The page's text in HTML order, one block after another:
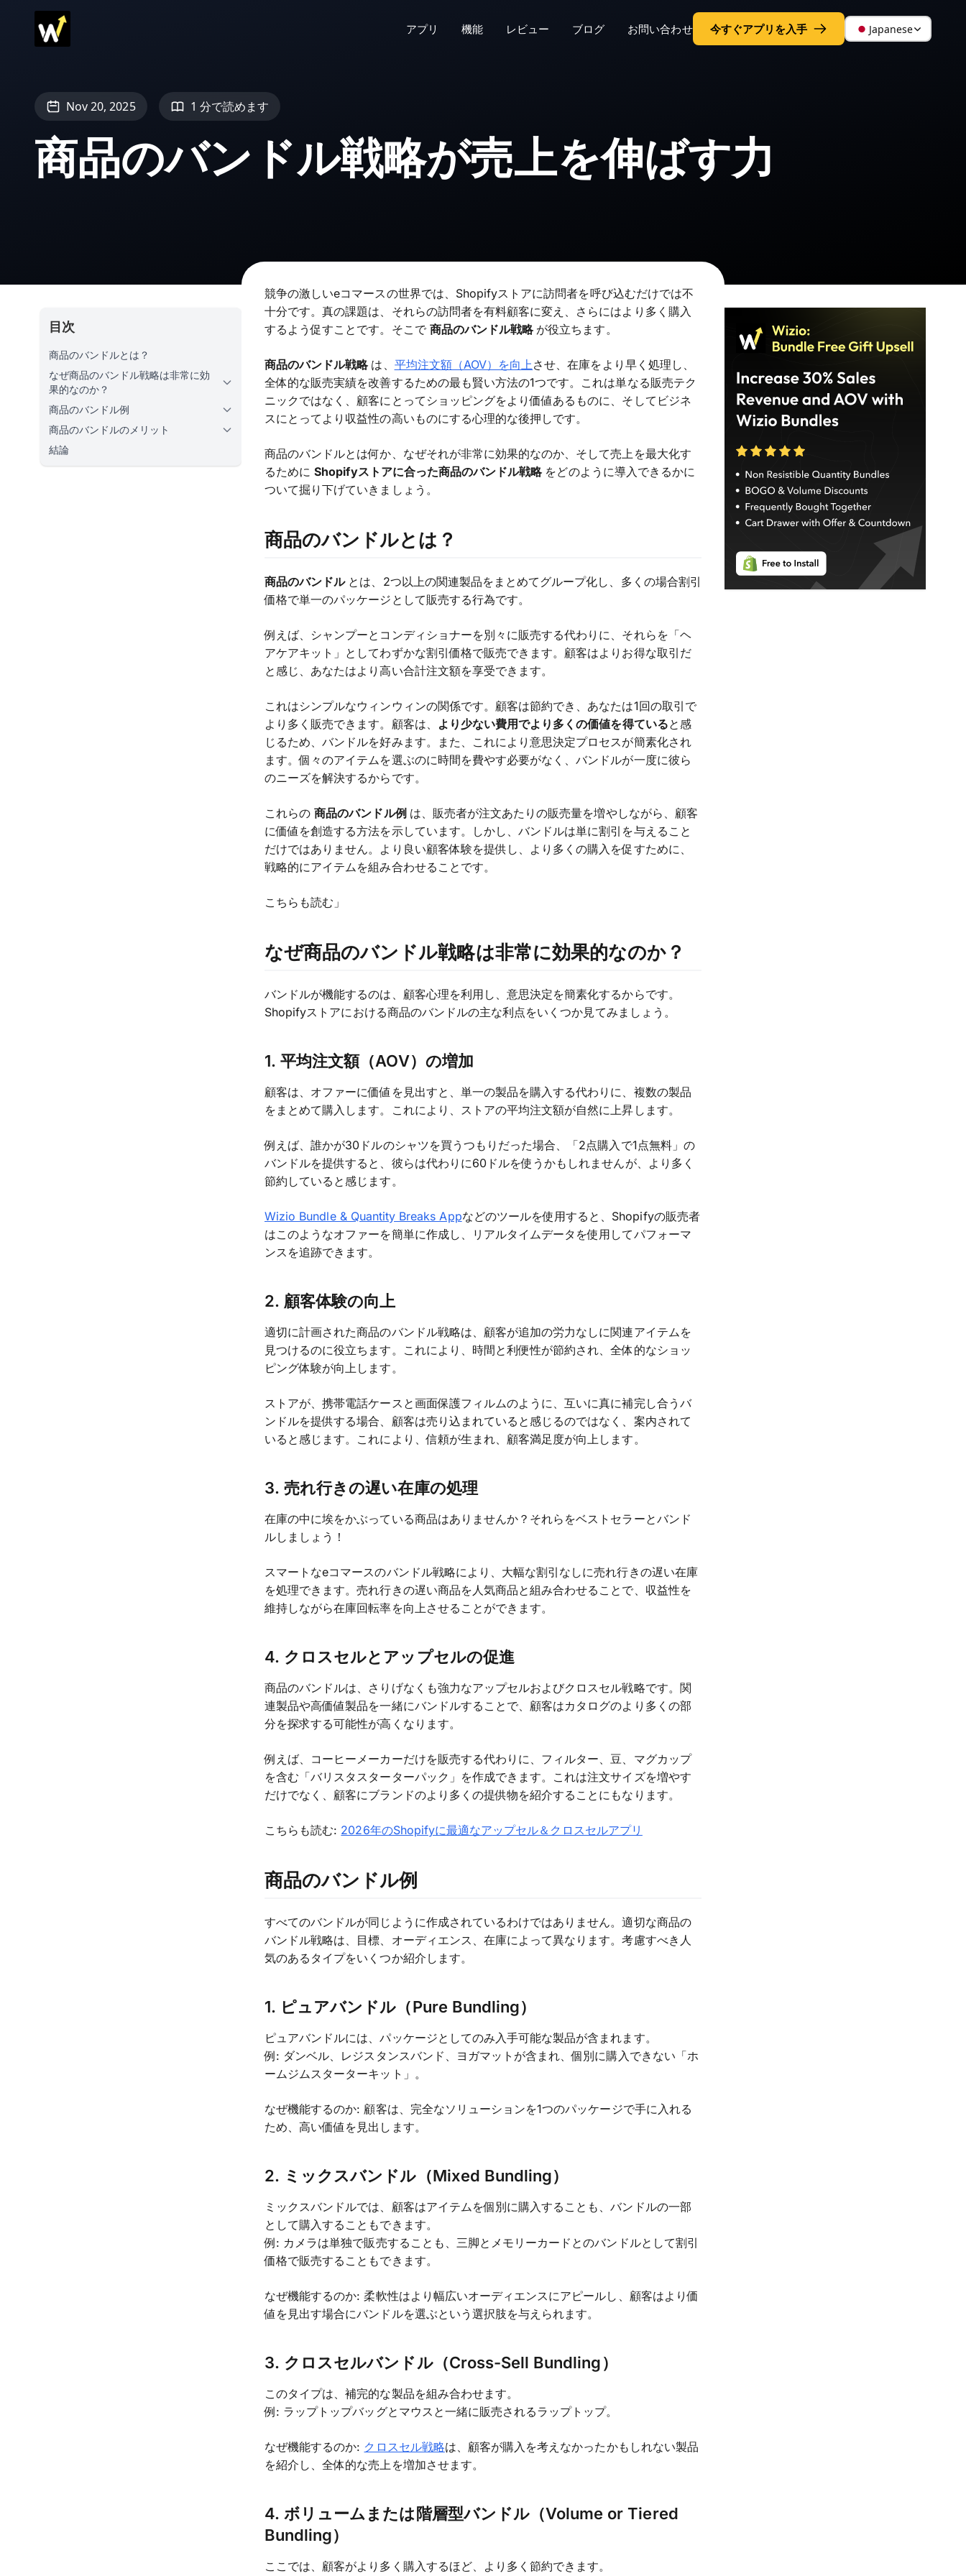
アプリ 機能 レビュー ブログ お問い合わせ 今すぐアプリを入手 Japanese
Nov 20, 2025 1 分で読めます
商品のバンドル戦略が売上を伸ばす力
目次
商品のバンドルとは？
なぜ商品のバンドル戦略は非常に効
果的なのか？
商品のバンドル例
商品のバンドルのメリット
結論
競争の激しいeコマースの世界では、Shopifyストアに訪問者を呼び込むだけでは不
十分です。真の課題は、それらの訪問者を有料顧客に変え、さらにはより多く購入
するよう促すことです。そこで 商品のバンドル戦略 が役立ちます。
商品のバンドル戦略 は、 平均注文額（AOV）を向上させ、在庫をより早く処理し、
全体的な販売実績を改善するための最も賢い方法の1つです。これは単なる販売テク
ニックではなく、顧客にとってショッピングをより価値あるものに、そしてビジネ
スにとってより収益性の高いものにする心理的な後押しです。
商品のバンドルとは何か、なぜそれが非常に効果的なのか、そして売上を最大化す
るためにShopifyストアに合った商品のバンドル戦略 をどのように導入できるかに
ついて掘り下げていきましょう。
商品のバンドルとは？
商品のバンドル とは、2つ以上の関連製品をまとめてグループ化し、多くの場合割引
価格で単一のパッケージとして販売する行為です。
例えば、シャンプーとコンディショナーを別々に販売する代わりに、それらを「ヘ
アケアキット」としてわずかな割引価格で販売できます。顧客はよりお得な取引だ
と感じ、あなたはより高い合計注文額を享受できます。
これはシンプルなウィンウィンの関係です。顧客は節約でき、あなたは1回の取引で
より多く販売できます。顧客は、
より少ない費用でより多くの価値を得ていると感
じるため、バンドルを好みます。また、これにより意思決定プロセスが簡素化され
ます。個々のアイテムを選ぶのに時間を費やす必要がなく、バンドルが一度に彼ら
のニーズを解決するからです。
これらの商品のバンドル例 は、販売者が注文あたりの販売量を増やしながら、顧客
に価値を創造する方法を示しています。しかし、バンドルは単に割引を与えること
だけではありません。より良い顧客体験を提供し、より多くの購入を促すために、
戦略的にアイテムを組み合わせることです。
こちらも読む」
なぜ商品のバンドル戦略は非常に効果的なのか？
バンドルが機能するのは、顧客心理を利用し、意思決定を簡素化するからです。
Shopifyストアにおける商品のバンドルの主な利点をいくつか見てみましょう。
1. 平均注文額（AOV）の増加
顧客は、オファーに価値を見出すと、単一の製品を購入する代わりに、複数の製品
をまとめて購入します。これにより、ストアの平均注文額が自然に上昇します。
例えば、誰かが30ドルのシャツを買うつもりだった場合、「2点購入で1点無料」の
バンドルを提供すると、彼らは代わりに60ドルを使うかもしれませんが、より多く
節約していると感じます。
Wizio Bundle & Quantity Breaks Appなどのツールを使用すると、Shopifyの販売者
はこのようなオファーを簡単に作成し、リアルタイムデータを使用してパフォーマ
ンスを追跡できます。
2. 顧客体験の向上
適切に計画された商品のバンドル戦略は、顧客が追加の労力なしに関連アイテムを
見つけるのに役立ちます。これにより、時間と利便性が節約され、全体的なショッ
ピング体験が向上します。
ストアが、携帯電話ケースと画面保護フィルムのように、互いに真に補完し合うバ
ンドルを提供する場合、顧客は売り込まれていると感じるのではなく、案内されて
いると感じます。これにより、信頼が生まれ、顧客満足度が向上します。
3. 売れ行きの遅い在庫の処理
在庫の中に埃をかぶっている商品はありませんか？それらをベストセラーとバンド
ルしましょう！
スマートなeコマースのバンドル戦略により、大幅な割引なしに売れ行きの遅い在庫
を処理できます。売れ行きの遅い商品を人気商品と組み合わせることで、収益性を
維持しながら在庫回転率を向上させることができます。
4. クロスセルとアップセルの促進
商品のバンドルは、さりげなくも強力なアップセルおよびクロスセル戦略です。関
連製品や高価値製品を一緒にバンドルすることで、顧客はカタログのより多くの部
分を探求する可能性が高くなります。
例えば、コーヒーメーカーだけを販売する代わりに、フィルター、豆、マグカップ
を含む「バリスタスターターパック」を作成できます。これは注文サイズを増やす
だけでなく、顧客にブランドのより多くの提供物を紹介することにもなります。
こちらも読む: 2026年のShopifyに最適なアップセル＆クロスセルアプリ
商品のバンドル例
すべてのバンドルが同じように作成されているわけではありません。適切な商品の
バンドル戦略は、目標、オーディエンス、在庫によって異なります。考慮すべき人
気のあるタイプをいくつか紹介します。
1. ピュアバンドル（Pure Bundling）
ピュアバンドルには、パッケージとしてのみ入手可能な製品が含まれます。
例: ダンベル、レジスタンスバンド、ヨガマットが含まれ、個別に購入できない「ホ
ームジムスターターキット」。
なぜ機能するのか: 顧客は、完全なソリューションを1つのパッケージで手に入れる
ため、高い価値を見出します。
2. ミックスバンドル（Mixed Bundling）
ミックスバンドルでは、顧客はアイテムを個別に購入することも、バンドルの一部
として購入することもできます。
例: カメラは単独で販売することも、三脚とメモリーカードとのバンドルとして割引
価格で販売することもできます。
なぜ機能するのか: 柔軟性はより幅広いオーディエンスにアピールし、顧客はより価
値を見出す場合にバンドルを選ぶという選択肢を与えられます。
3. クロスセルバンドル（Cross-Sell Bundling）
このタイプは、補完的な製品を組み合わせます。
例: ラップトップバッグとマウスと一緒に販売されるラップトップ。
なぜ機能するのか: クロスセル戦略は、顧客が購入を考えなかったかもしれない製品
を紹介し、全体的な売上を増加させます。
4. ボリュームまたは階層型バンドル（Volume or Tiered
Bundling）
ここでは、顧客がより多く購入するほど、より多く節約できます。